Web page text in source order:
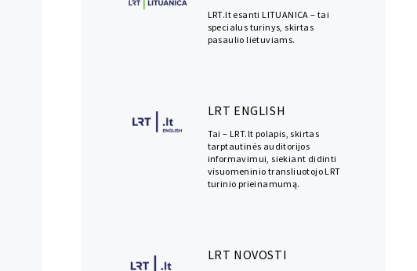
LRT.lt esanti LITUANICA – tai
specialus turinys, skirtas
pasaulio lietuviams.
LRT ENGLISH
Tai – LRT.lt polapis, skirtas
tarptautinės auditorijos
informavimui, siekiant didinti
visuomeninio transliuotojo LRT
turinio prieinamumą.
LRT NOVOSTI